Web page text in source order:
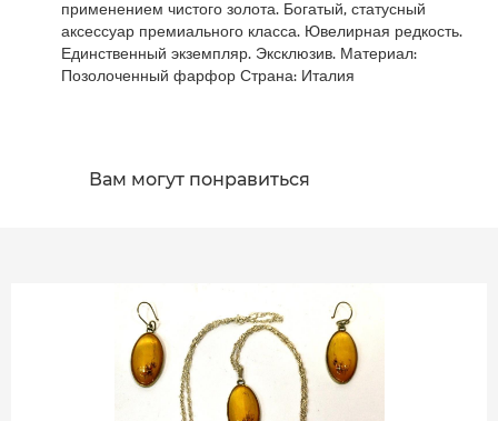
применением чистого золота. Богатый, статусный
аксессуар премиального класса. Ювелирная редкость.
Единственный экземпляр. Эксклюзив. Материал:
Позолоченный фарфор Страна: Италия
Вам могут понравиться